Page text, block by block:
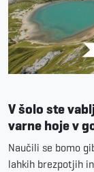
V šolo ste
varne hoje v
Naučili se bomo
lahkih brezpotjih